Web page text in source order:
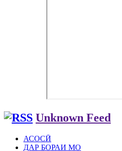
Unknown Feed
АСОСӢ
ДАР БОРАИ МО